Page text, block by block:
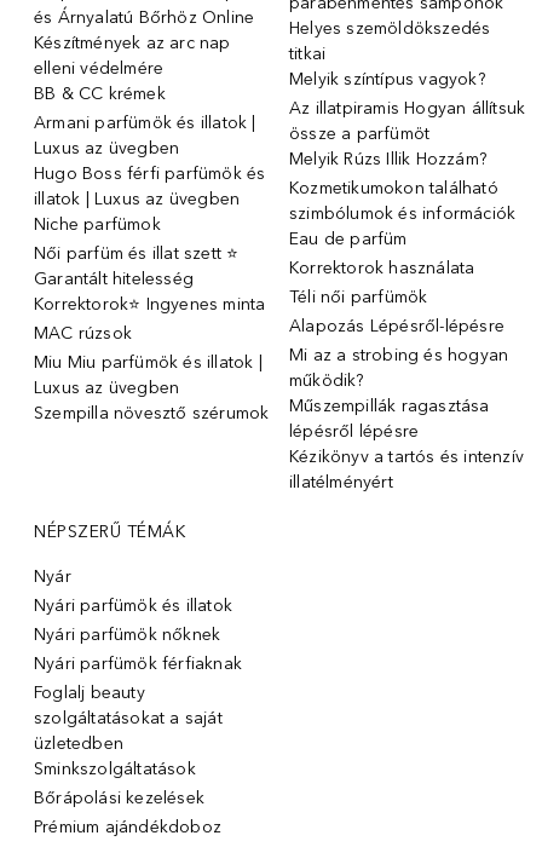
és Árnyalatú Bőrhöz Online
Készítmények az arc nap
elleni védelmére
BB & CC krémek
Armani parfümök és illatok |
Luxus az üvegben
Hugo Boss férfi parfümök és
illatok | Luxus az üvegben
Niche parfümok
Női parfüm és illat szett ⭐
Garantált hitelesség
Korrektorok⭐ Ingyenes minta
MAC rúzsok
Miu Miu parfümök és illatok |
Luxus az üvegben
Szempilla növesztő szérumok
Helyes szemöldökszedés
titkai
Melyik színtípus vagyok?
Az illatpiramis Hogyan állítsuk
össze a parfümöt
Melyik Rúzs Illik Hozzám?
Kozmetikumokon található
szimbólumok és információk
Eau de parfüm
Korrektorok használata
Téli női parfümök
Alapozás Lépésről-lépésre
Mi az a strobing és hogyan
működik?
Műszempillák ragasztása
lépésről lépésre
Kézikönyv a tartós és intenzív
illatélményért
NÉPSZERŰ TÉMÁK
Nyár
Nyári parfümök és illatok
Nyári parfümök nőknek
Nyári parfümök férfiaknak
Foglalj beauty
szolgáltatásokat a saját
üzletedben
Sminkszolgáltatások
Bőrápolási kezelések
Prémium ajándékdoboz